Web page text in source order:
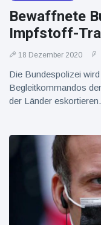
Bewaffnete
Impfstoff-
18 Dezember 2020
Die Bundespolizei
Begleitkommandos
der Länder eskortieren.